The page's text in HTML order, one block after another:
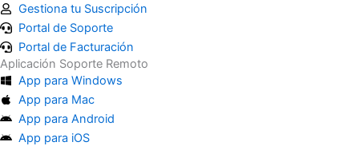
Gestiona tu Suscripción
Portal de Soporte
Portal de Facturación
Aplicación Soporte Remoto
App para Windows
App para Mac
App para Android
App para iOS